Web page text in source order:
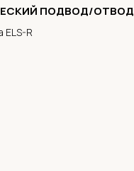
ПОДВОД/ОТВОД
ELS-R